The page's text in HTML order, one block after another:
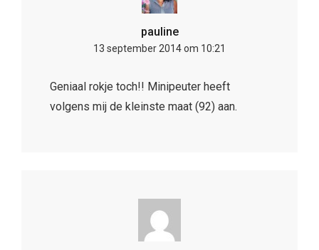
pauline
13 september 2014 om 10:21
Geniaal rokje toch!! Minipeuter heeft
volgens mij de kleinste maat (92) aan.